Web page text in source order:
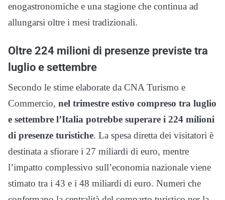
enogastronomiche e una stagione che continua ad
allungarsi oltre i mesi tradizionali.
Oltre 224 milioni di presenze previste tra
luglio e settembre
Secondo le stime elaborate da CNA Turismo e
Commercio, nel trimestre estivo compreso tra luglio
e settembre l’Italia potrebbe superare i 224 milioni
di presenze turistiche. La spesa diretta dei visitatori è
destinata a sfiorare i 27 miliardi di euro, mentre
l’impatto complessivo sull’economia nazionale viene
stimato tra i 43 e i 48 miliardi di euro. Numeri che